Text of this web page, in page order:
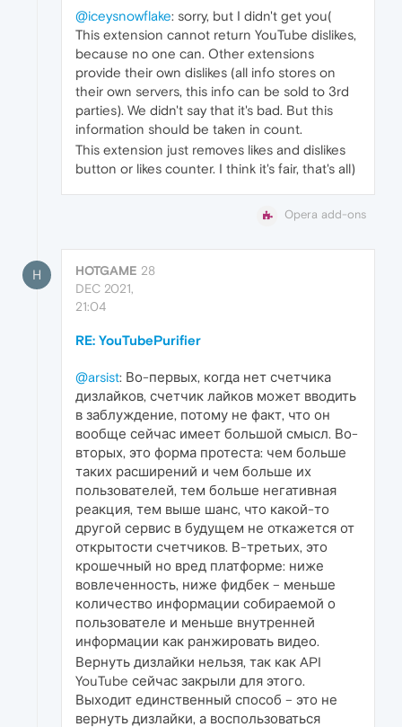
@iceysnowflake: sorry, but I didn't get you(
This extension cannot return YouTube dislikes,
because no one can. Other extensions
provide their own dislikes (all info stores on
their own servers, this info can be sold to 3rd
parties). We didn't say that it's bad. But this
information should be taken in count.
This extension just removes likes and dislikes
button or likes counter. I think it's fair, that's all)
Opera add-ons
H HOTGAME 28
DEC 2021,
21:04
RE: YouTubePurifier
@arsist: Во-первых, когда нет счетчика
дизлайков, счетчик лайков может вводить
в заблуждение, потому не факт, что он
вообще сейчас имеет большой смысл. Во-
вторых, это форма протеста: чем больше
таких расширений и чем больше их
пользователей, тем больше негативная
реакция, тем выше шанс, что какой-то
другой сервис в будущем не откажется от
открытости счетчиков. В-третьих, это
крошечный но вред платформе: ниже
вовлеченность, ниже фидбек – меньше
количество информации собираемой о
пользователе и меньше внутренней
информации как ранжировать видео.
Вернуть дизлайки нельзя, так как API
YouTube сейчас закрыли для этого.
Выходит единственный способ – это не
вернуть дизлайки, а воспользоваться